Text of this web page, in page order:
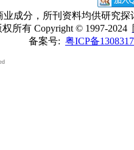
成分，所刊资料均供研究
权所有 Copyright © 1997-2024
备案号: 粤ICP备